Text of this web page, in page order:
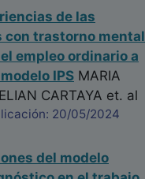
de las
con trastorno mental
empleo ordinario a
IPS MARIA
CARTAYA et. al
20/05/2024
del modelo